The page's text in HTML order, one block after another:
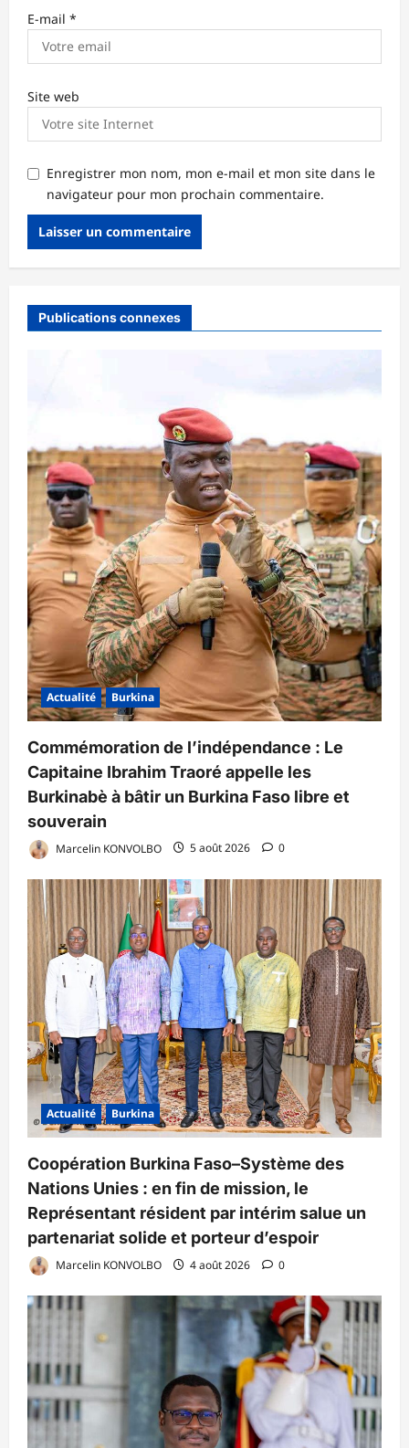
E-mail *
Site web
Enregistrer mon nom, mon e-mail et mon site dans le
navigateur pour mon prochain commentaire.
Publications connexes
Actualité Burkina
Commémoration de l’indépendance : Le
Capitaine Ibrahim Traoré appelle les
Burkinabè à bâtir un Burkina Faso libre et
souverain
Marcelin KONVOLBO 5 août 2026 0
Actualité Burkina
Coopération Burkina Faso–Système des
Nations Unies : en fin de mission, le
Représentant résident par intérim salue un
partenariat solide et porteur d’espoir
Marcelin KONVOLBO 4 août 2026 0